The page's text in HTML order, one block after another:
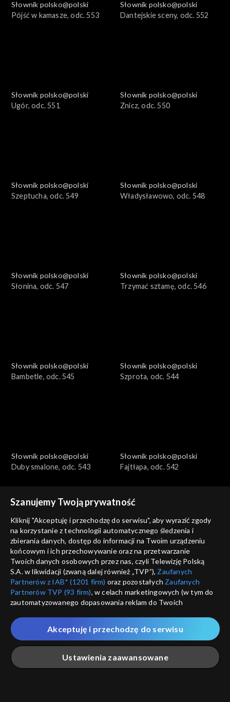
Słownik polsko@polski
Pójść w kamasze, odc. 553
Słownik polsko@polski
Dantejskie sceny, odc. 552
Słownik polsko@polski
Ugór, odc. 551
Słownik polsko@polski
Znicz, odc. 550
Słownik polsko@polski
Szeptucha, odc. 549
Słownik polsko@polski
Władysławowo, odc. 548
Słownik polsko@polski
Słonina, odc. 547
Słownik polsko@polski
Trzymać sztamę, odc. 546
Słownik polsko@polski
Bambetle, odc. 545
Słownik polsko@polski
Szprota, odc. 544
Słownik polsko@polski
Duby smalone, odc. 543
Słownik polsko@polski
Fajtłapa, odc. 542
Słownik polsko@polski
Miodków dwóch, odc. 541
Słownik polsko@polski
Kacik, kącik, odc. 540
Słownik polsko@polski
Fanpage, odc. 539
Słownik polsko@polski
Guru, odc. 538
Szanujemy Twoją prywatność
Kliknij "Akceptuję i przechodzę do serwisu", aby wyrazić zgody
na korzystanie z technologii automatycznego śledzenia i
zbierania danych, dostęp do informacji na Twoim urządzeniu
końcowym i ich przechowywanie oraz na przetwarzanie
Twoich danych osobowych przez nas, czyli Telewizję Polską
S.A. w likwidacji (zwaną dalej również „TVP”), Zaufanych
Partnerów z IAB* (1201 firm) oraz pozostałych Zaufanych
Partnerów TVP (93 firm), w celach marketingowych (w tym do
zautomatyzowanego dopasowania reklam do Twoich
które wskazujemy poniżej, a także zgody na udostępnianie
przez nas identyfikatora PPID do Google.
Twoje dane osobowe zbierane podczas odwiedzania przez
Ciebie naszych
poszczególnych serwisówzwanych dalej
„Portalem”, w tym informacje zapisywane za pomocą
Ustawienia zaawansowane
Akceptuję i przechodzę do serwisu